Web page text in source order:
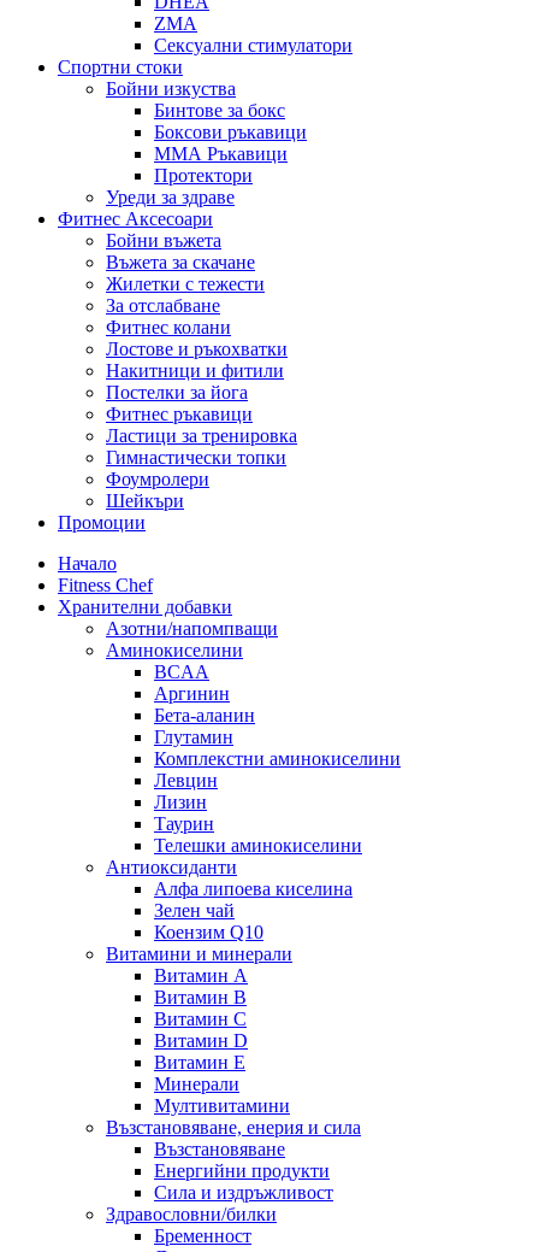
ZMA
Сексуални стимулатори
Спортни стоки
Бойни изкуства
Бинтове за бокс
Боксови ръкавици
ММА Ръкавици
Протектори
Уреди за здраве
Фитнес Аксесоари
Бойни въжета
Въжета за скачане
Жилетки с тежести
За отслабване
Фитнес колани
Лостове и ръкохватки
Накитници и фитили
Постелки за йога
Фитнес ръкавици
Ластици за тренировка
Гимнастически топки
Фоумролери
Шейкъри
Промоции
Начало
Fitness Chef
Хранителни добавки
Азотни/напомпващи
Аминокиселини
BCAA
Аргинин
Бета-аланин
Глутамин
Комплекстни аминокиселини
Левцин
Лизин
Таурин
Телешки аминокиселини
Антиоксиданти
Алфа липоева киселина
Зелен чай
Коензим Q10
Витамини и минерали
Витамин А
Витамин B
Витамин C
Витамин D
Витамин E
Минерали
Мултивитамини
Възстановяване, енерия и сила
Възстановяване
Енергийни продукти
Сила и издръжливост
Здравословни/билки
Бременност